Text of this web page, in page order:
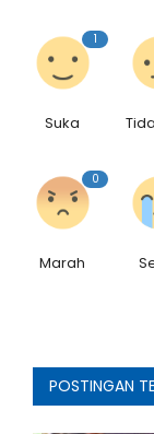
1
Suka
0
Marah
POSTINGAN